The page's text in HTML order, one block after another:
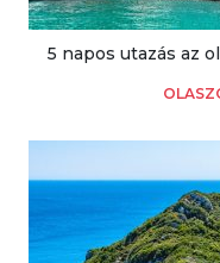
5 napos utazás az